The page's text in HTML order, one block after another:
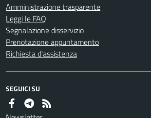
Amministrazione trasparente
Leggi le FAQ
Segnalazione disservizio
Prenotazione appuntamento
Richiesta d'assistenza
SEGUICI SU